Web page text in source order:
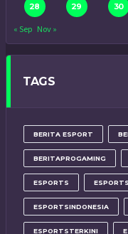
28 29 30
« Sep Nov »
TAGS
BERITA ESPORT
BERITAPROGAMING
ESPORTS
ESPORTSINDONESIA
ESPORTSTERKINI